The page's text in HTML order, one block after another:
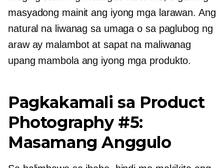
masyadong mainit ang iyong mga larawan. Ang
natural na liwanag sa umaga o sa paglubog ng
araw ay malambot at sapat na maliwanag
upang mambola ang iyong mga produkto.
Pagkakamali sa Product
Photography #5:
Masamang Anggulo